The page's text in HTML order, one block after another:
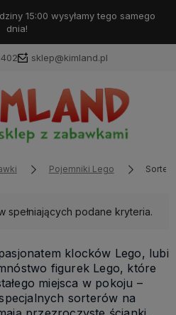
15:00 wysyłamy tego samego
dnia!
sklep@kimland.pl
Pojemniki Lego
spełniających podane kryteria.
klocków Lego, lubi
figurek Lego, które
miejsca w pokoju –
sorterów na